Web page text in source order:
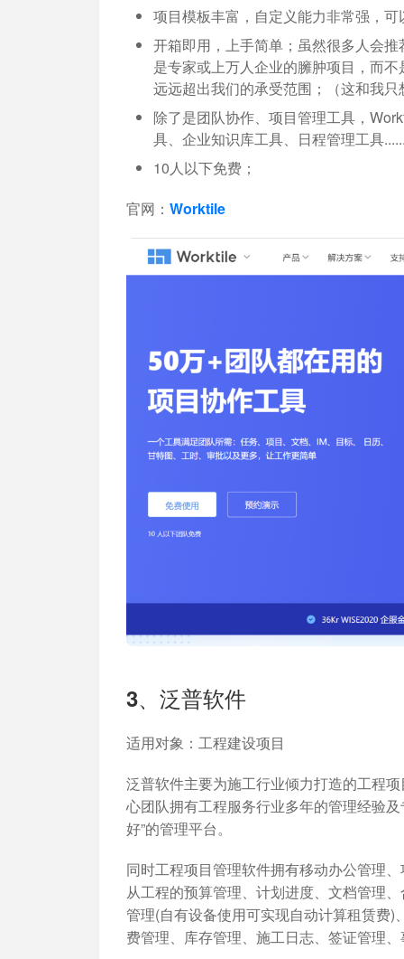
项目模板丰富，自定义能力非常强，
开箱即用，上手简单；虽然很多人会
是专家或上万人企业的臃肿项目，而
远远超出我们的承受范围；（这和我
除了是团队协作、项目管理工具，
具、企业知识库工具、日程管理工具
10人以下免费；
官网： Worktile
3、泛普软件
适用对象 ：工程建设项目
泛普软件主要为施工行业倾力打造的工程
心团队拥有工程服务行业多年的管理经验
好”的管理平台。
同时工程项目管理软件拥有移动办公管理
从工程的预算管理、计划进度、文档管理
管理(自有设备使用可实现自动计算租赁费
费管理、库存管理、施工日志、签证管理